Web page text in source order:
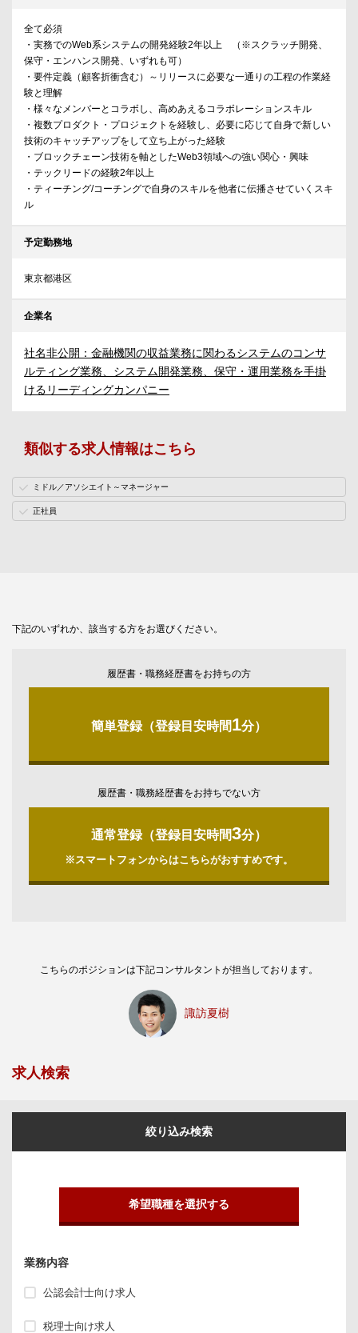
全て必須
・実務でのWeb系システムの開発経験2年以上 （※スクラッチ開発、
保守・エンハンス開発、いずれも可）
・要件定義（顧客折衝含む）～リリースに必要な一通りの工程の作業経
験と理解
・様々なメンバーとコラボし、高めあえるコラボレーションスキル
・複数プロダクト・プロジェクトを経験し、必要に応じて自身で新しい
技術のキャッチアップをして立ち上がった経験
・ブロックチェーン技術を軸としたWeb3領域への強い関心・興味
・テックリードの経験2年以上
・ティーチング/コーチングで自身のスキルを他者に伝播させていくスキ
ル
予定勤務地
東京都港区
企業名
社名非公開：金融機関の収益業務に関わるシステムのコンサ
ルティング業務、システム開発業務、保守・運用業務を手掛
けるリーディングカンパニー
類似する求人情報はこちら
ミドル／アソシエイト～マネージャー
正社員
下記のいずれか、該当する方をお選びください。
履歴書・職務経歴書をお持ちの方
簡単登録（登録目安時間1分）
履歴書・職務経歴書をお持ちでない方
通常登録（登録目安時間3分）
※スマートフォンからはこちらがおすすめです。
こちらのポジションは下記コンサルタントが担当しております。
諏訪夏樹
求人検索
絞り込み検索
希望職種を選択する
業務内容
公認会計士向け求人
税理士向け求人